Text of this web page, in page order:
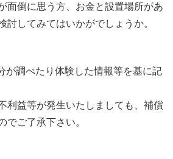
面倒に思う方、お金と設置場所があ
討してみてはいかがでしょうか。
が調べたり体験した情報等を基に記
利益等が発生いたしましても、補償
でご了承下さい。